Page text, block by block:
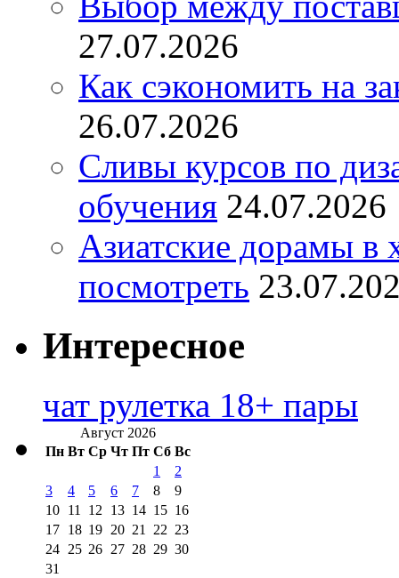
27.07.2026
Как сэкономить на
26.07.2026
Сливы курсов по
обучения 24.07.2026
Азиатские дорамы в
посмотреть
Интересное
чат рулетка 18+ пары
Август 2026
Пн Вт Ср Чт Пт Сб Вс
1
2
3
4 5 6 7 8
9
10 11 12 13 14 15 16
17 18 19 20 21 22 23
24 25 26 27 28 29 30
31